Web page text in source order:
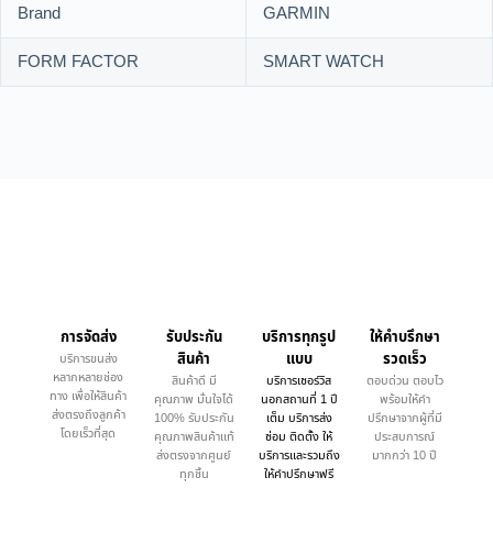
Brand
GARMIN
FORM FACTOR
SMART WATCH
การจัดส่ง
บริการขนส่ง
หลากหลายช่อง
ทาง เพื่อให้สินค้า
ส่งตรงถึงลูกค้า
โดยเร็วที่สุด
รับประกัน
สินค้า
สินค้าดี มี
คุณภาพ มั่นใจได้
100% รับประกัน
คุณภาพสินค้าแท้
ส่งตรงจากศูนย์
ทุกชิ้น
บริการทุกรูป
แบบ
บริการเซอร์วิส
นอกสถานที่ 1 ปี
เต็ม บริการส่ง
ซ่อม ติดตั้ง ให้
บริการและรวมถึง
ให้คำปรึกษาฟรี
ให้คำบรึกษา
รวดเร็ว
ตอบด่วน ตอบไว
พร้อมให้คำ
ปรึกษาจากผู้ที่มี
ประสบการณ์
มากกว่า 10 ปี